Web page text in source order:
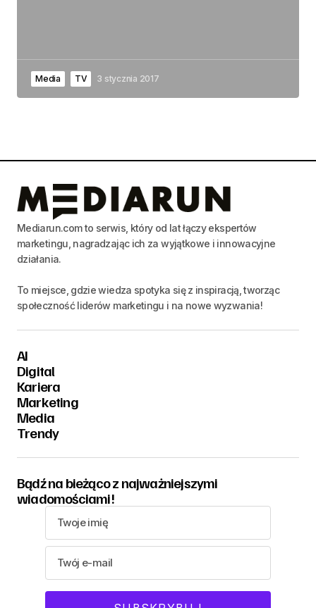
Media TV 3 stycznia 2017
Mediarun.com to serwis, który od lat łączy ekspertów
marketingu, nagradzając ich za wyjątkowe i innowacyjne
działania.
To miejsce, gdzie wiedza spotyka się z inspiracją, tworząc
społeczność liderów marketingu i na nowe wyzwania!
AI
Digital
Kariera
Marketing
Media
Trendy
Bądź na bieżąco z najważniejszymi
wiadomościami!